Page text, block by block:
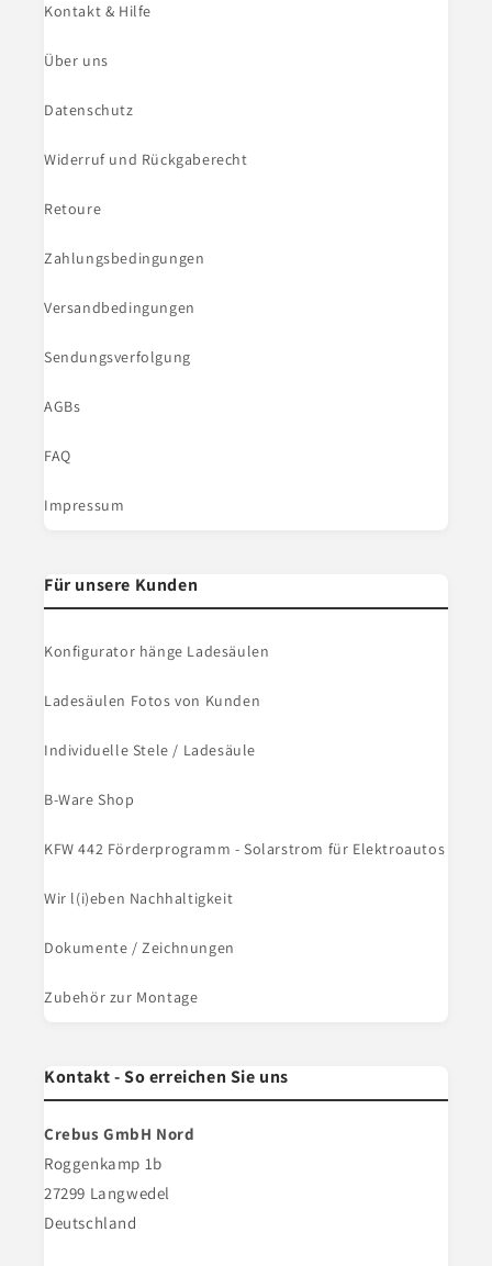
Kontakt & Hilfe
Über uns
Datenschutz
Widerruf und Rückgaberecht
Retoure
Zahlungsbedingungen
Versandbedingungen
Sendungsverfolgung
AGBs
FAQ
Impressum
Für unsere Kunden
Konfigurator hänge Ladesäulen
Ladesäulen Fotos von Kunden
Individuelle Stele / Ladesäule
B-Ware Shop
KFW 442 Förderprogramm - Solarstrom für Elektroautos
Wir l(i)eben Nachhaltigkeit
Dokumente / Zeichnungen
Zubehör zur Montage
Kontakt - So erreichen Sie uns
Crebus GmbH Nord
Roggenkamp 1b
27299 Langwedel
Deutschland